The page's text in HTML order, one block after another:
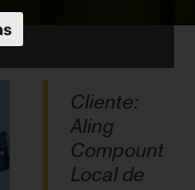
Cliente:
Aling
Compount
Local de